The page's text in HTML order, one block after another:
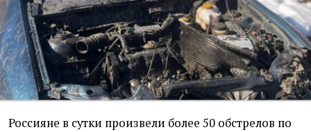
Россияне в сутки произвели более 50 обстрелов по